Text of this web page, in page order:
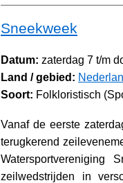
Sneekweek
Datum: zaterdag 7 t/m
Land / gebied:
Soort: Folkloristisch
Vanaf de eerste
terugkerend
zeilwedstrijden in